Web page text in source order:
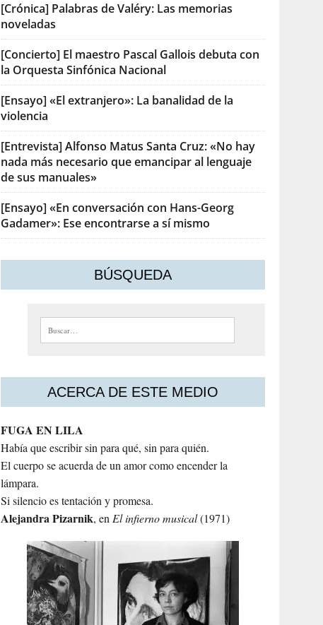
[Crónica] Palabras de Valéry: Las memorias
noveladas
[Concierto] El maestro Pascal Gallois debuta con
la Orquesta Sinfónica Nacional
[Ensayo] «El extranjero»: La banalidad de la
violencia
[Entrevista] Alfonso Matus Santa Cruz: «No hay
nada más necesario que emancipar al lenguaje
de sus manuales»
[Ensayo] «En conversación con Hans-Georg
Gadamer»: Ese encontrarse a sí mismo
BÚSQUEDA
Buscar:
ACERCA DE ESTE MEDIO
FUGA EN LILA
Había que escribir sin para qué, sin para quién.
El cuerpo se acuerda de un amor como encender la
lámpara.
Si silencio es tentación y promesa.
AlejandraPizarnik, enEl infierno musical(1971)